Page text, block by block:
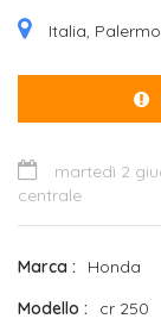
Italia,
martedì 2
centrale
Marca
Honda
Modello
cr 250